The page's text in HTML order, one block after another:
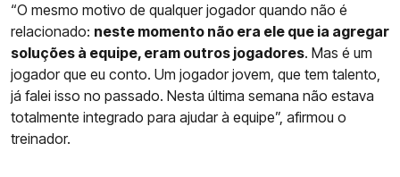
“O mesmo motivo de qualquer jogador quando não é
relacionado: neste momento não era ele que ia agregar
soluções à equipe, eram outros jogadores. Mas é um
jogador que eu conto. Um jogador jovem, que tem talento,
já falei isso no passado. Nesta última semana não estava
totalmente integrado para ajudar à equipe”, afirmou o
treinador.